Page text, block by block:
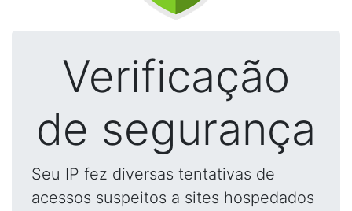
Verificação
de segurança
Seu IP fez diversas tentativas de
acessos suspeitos a sites hospedados